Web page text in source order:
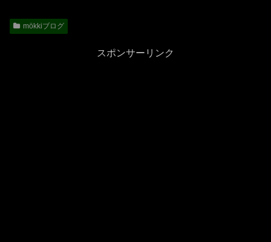
mökkiブログ
スポンサーリンク